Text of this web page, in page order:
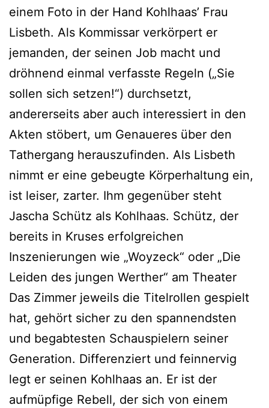
einem Foto in der Hand Kohlhaas’ Frau
Lisbeth. Als Kommissar verkörpert er
jemanden, der seinen Job macht und
dröhnend einmal verfasste Regeln („Sie
sollen sich setzen!“) durchsetzt,
andererseits aber auch interessiert in den
Akten stöbert, um Genaueres über den
Tathergang herauszufinden. Als Lisbeth
nimmt er eine gebeugte Körperhaltung ein,
ist leiser, zarter. Ihm gegenüber steht
Jascha Schütz als Kohlhaas. Schütz, der
bereits in Kruses erfolgreichen
Inszenierungen wie „Woyzeck“ oder „Die
Leiden des jungen Werther“ am Theater
Das Zimmer jeweils die Titelrollen gespielt
hat, gehört sicher zu den spannendsten
und begabtesten Schauspielern seiner
Generation. Differenziert und feinnervig
legt er seinen Kohlhaas an. Er ist der
aufmüpfige Rebell, der sich von einem